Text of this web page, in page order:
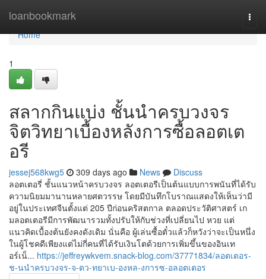
loanbookmark
Home
Home
1
สลากกินแบ่ง ชั้นนำครบวงจร
จิตวิทยาเบื้องหลังการซื้อลอตเต
อรี
jessej568kwg5 309 days ago News
Discuss
ลอตเตอรี่ ชั้นแนวหน้าครบวงจร ลอตเตอรีเป็นต้นแบบการพนันที่ได้รับ
ความนิยมมานานหลายศตวรรษ โดยมีบันทึกโบราณแสดงให้เห็นว่ามี
อยู่ในประเทศจีนตั้งแต่ 205 ปีก่อนคริสตกาล ตลอดประวัติศาสตร์ เก
มลอตเตอรีมีการพัฒนารวมทั้งปรับให้กับช่วงที่เปลี่ยนไป หวย แต่
แนวคิดเบื้องต้นยังคงดังเดิม นั่นคือ ผู้เล่นซื้อตั๋วแล้วก็หวังว่าจะเป็นหนึ่ง
ในผู้โชคดีเพียงแต่ไม่กี่คนที่ได้รับเงินโตด้วยการเพิ่มขึ้นของอินเท
อร์เน็... https://jeffreywkvem.snack-blog.com/37771834/ลอตเตอร-
ช-นนำครบวงจร-จ-ตว-ทยาเบ-องหล-งการซ-อลอตเตอร